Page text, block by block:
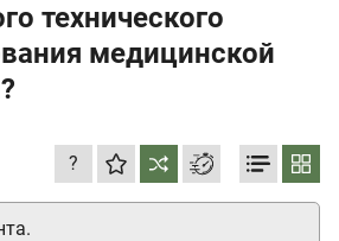
технического
медицинской
?